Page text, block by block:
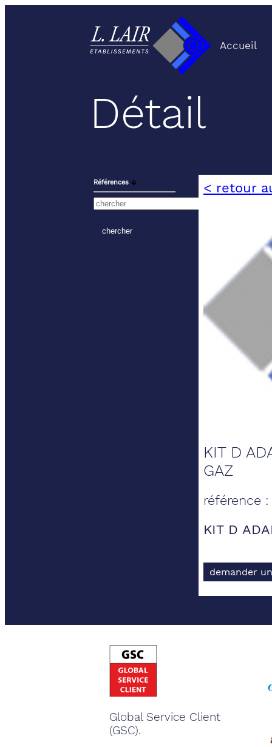
Accueil
Détail
Références ⬙ < retour
KIT D
GAZ
référence
KIT D
demander
Global Service Client
(GSC).